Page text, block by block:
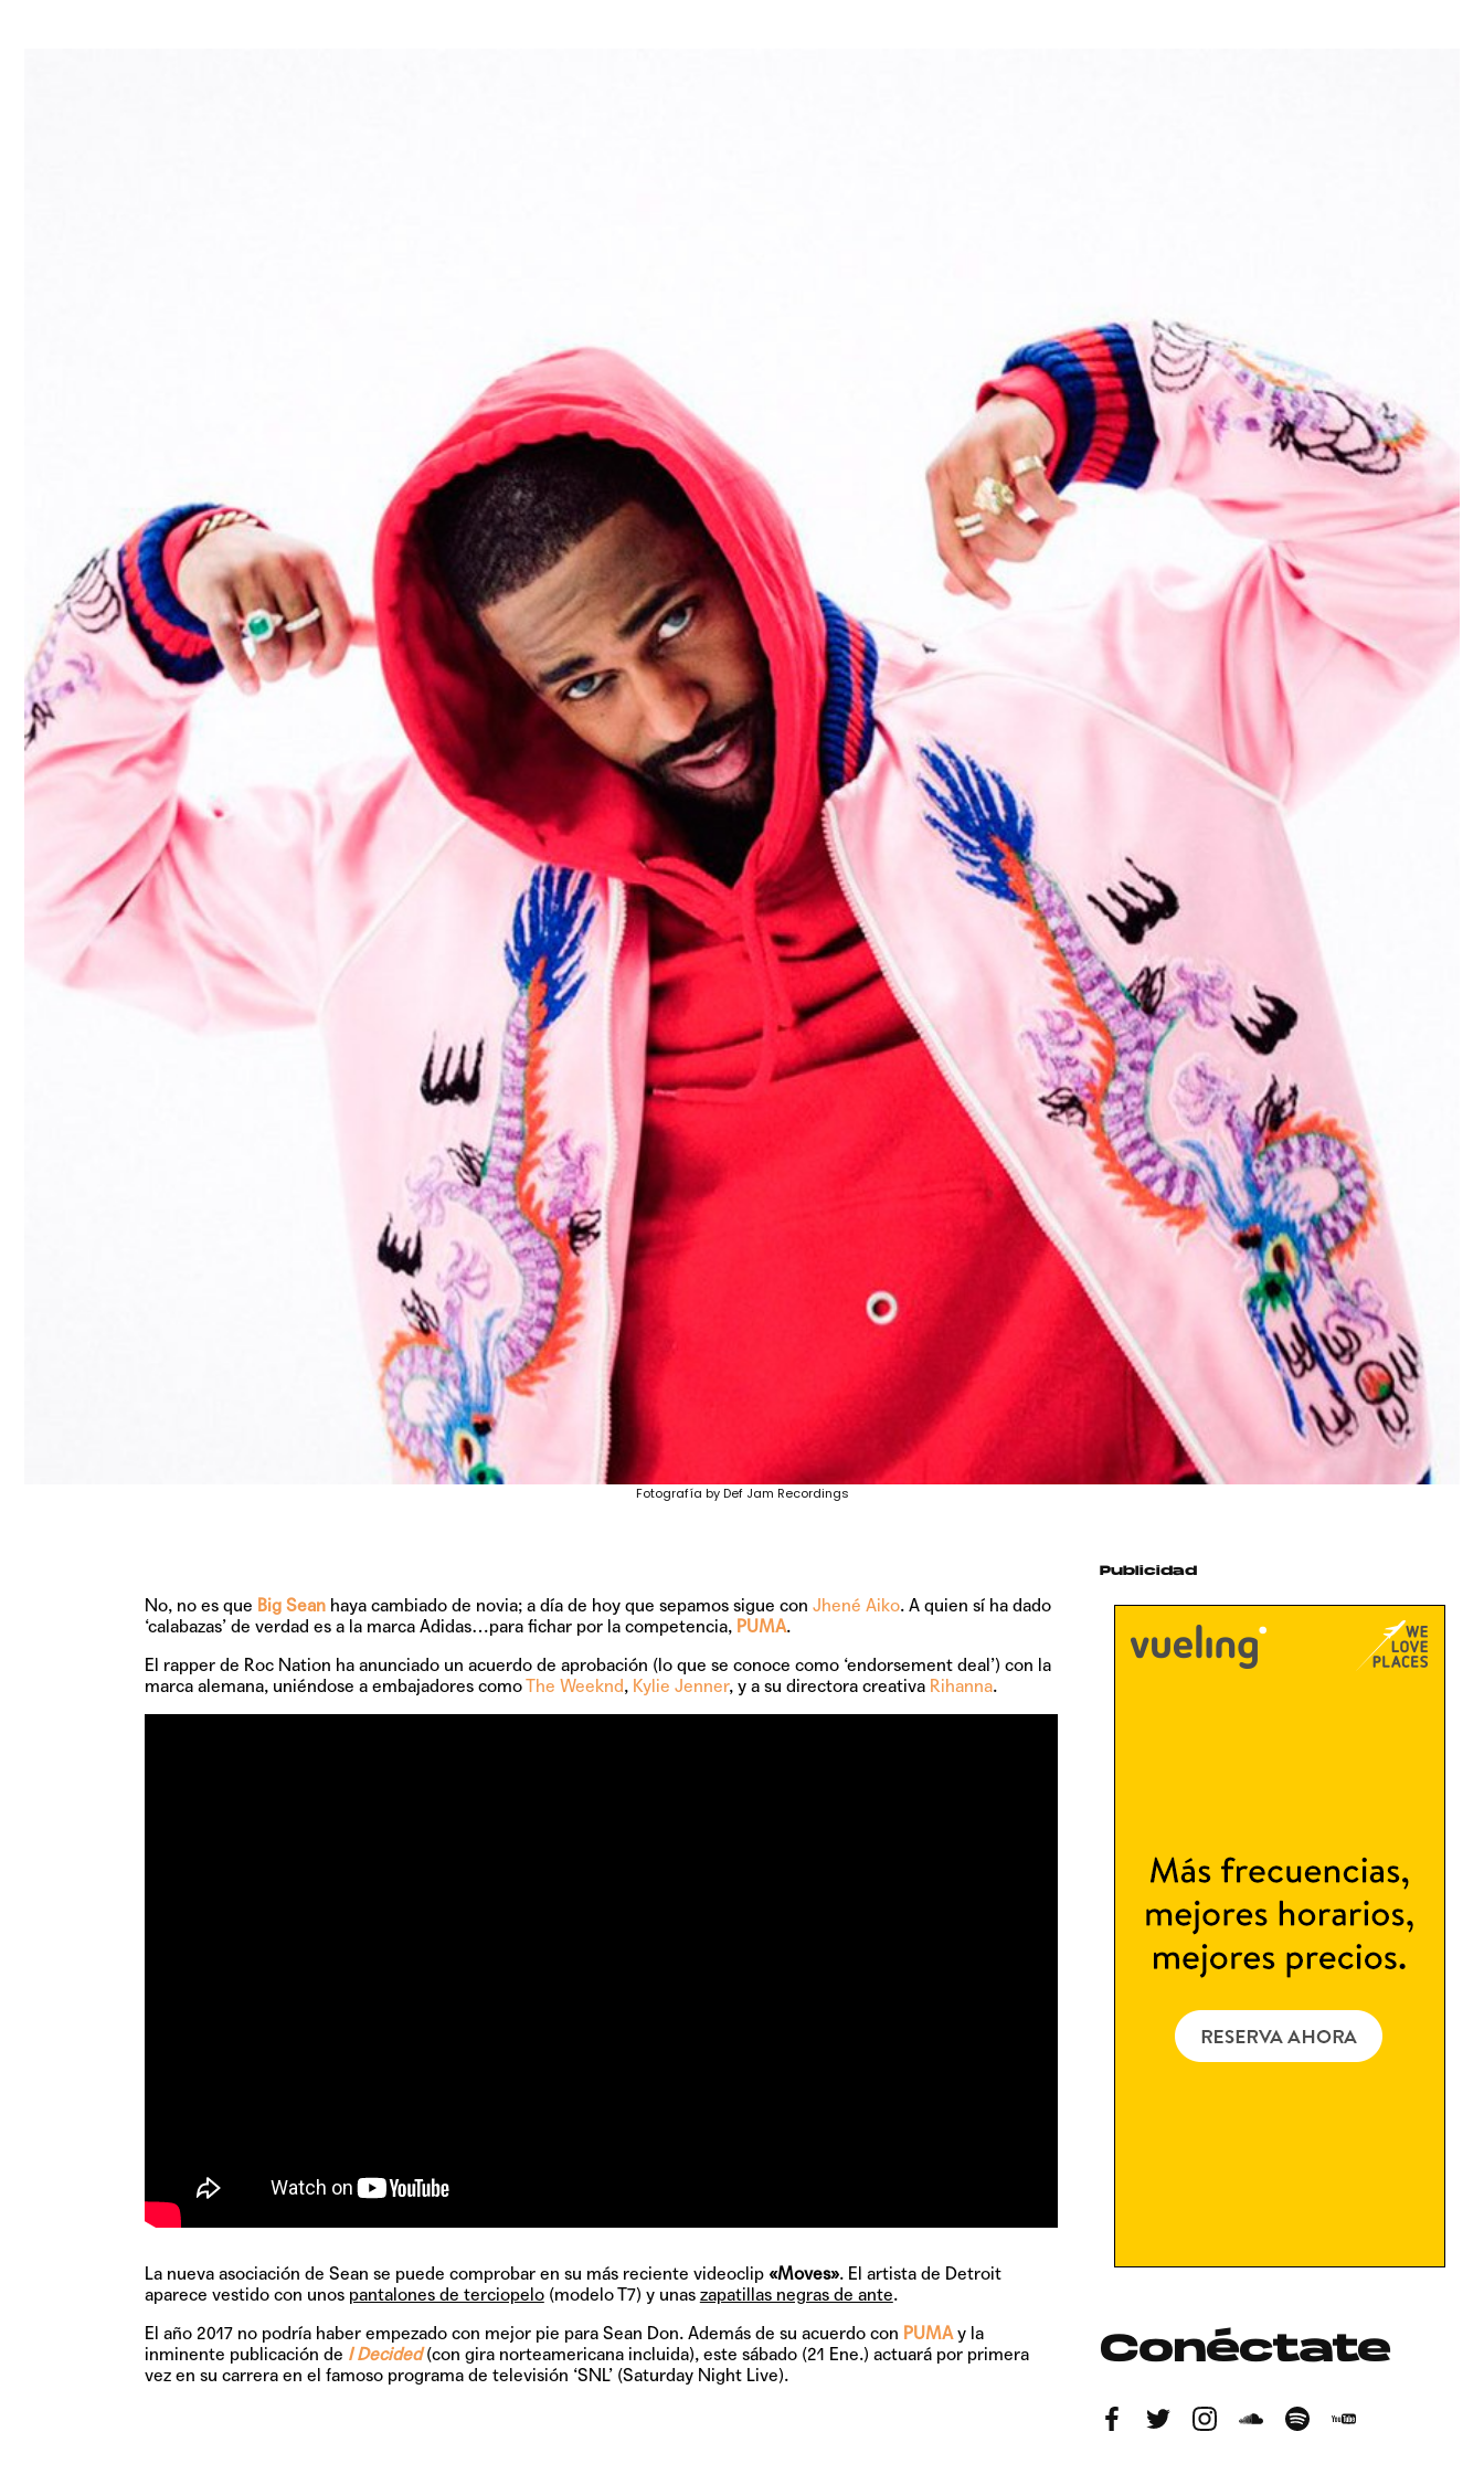
Fotografía by Def Jam Recordings
No, no es que Big Seanhaya cambiado de novia; a día de hoy que sepamos sigue con Jhené Aiko. A quien sí ha dado
‘calabazas’ de verdad es a la marca Adidas…para fichar por la competencia, PUMA.
El rapper de Roc Nation ha anunciado un acuerdo de aprobación (lo que se conoce como ‘endorsement deal’) con la
marca alemana, uniéndose a embajadores comoThe Weeknd, Kylie Jenner, y a su directora creativa Rihanna.
La nueva asociación de Sean se puede comprobar en su más reciente videoclip «Moves». El artista de Detroit
aparece vestido con unos pantalones de terciopelo(modelo T7) y unas zapatillas negras de ante.
El año 2017 no podría haber empezado con mejor pie para Sean Don. Además de su acuerdo con PUMAy la
inminente publicación de I Decided(con gira norteamericana incluida), este sábado (21 Ene.) actuará por primera
vez en su carrera en el famoso programa de televisión ‘SNL’ (Saturday Night Live).
Publicidad
Conéctate